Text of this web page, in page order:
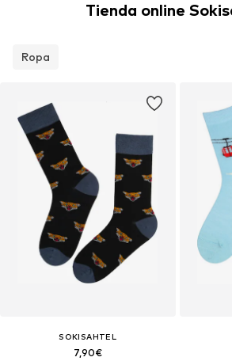
Tienda online
Ropa
SOKISAHTEL
7,90€